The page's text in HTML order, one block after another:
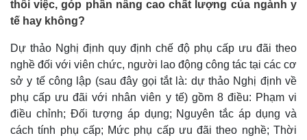
Quốc hội
Nhận diện sự thật
Giáo dục
Biển đảo
thôi việc, góp phần nâng cao chất lượng của ngành y
tế hay không?
Dự thảo Nghị định quy định chế độ phụ cấp ưu đãi theo
nghề đối với viên chức, người lao động công tác tại các cơ
sở y tế công lập (sau đây gọi tắt là: dự thảo Nghị định về
phụ cấp ưu đãi với nhân viên y tế) gồm 8 điều: Phạm vi
điều chỉnh; Đối tượng áp dụng; Nguyên tắc áp dụng và
cách tính phụ cấp; Mức phụ cấp ưu đãi theo nghề; Thời